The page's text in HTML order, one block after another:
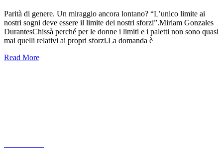
Parità di genere. Un miraggio ancora lontano? “L’unico limite ai
nostri sogni deve essere il limite dei nostri sforzi”.Miriam Gonzales
DurantesChissà perché per le donne i limiti e i paletti non sono quasi
mai quelli relativi ai propri sforzi.La domanda è
Read More